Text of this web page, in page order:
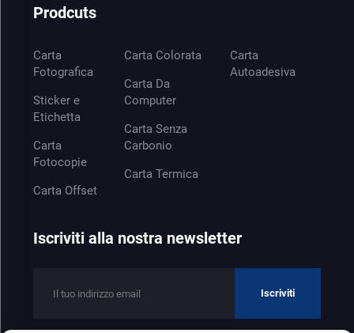
Prodcuts
Carta
Fotografica
Sticker e
Etichetta
Carta
Fotocopie
Carta Offset
Carta Colorata
Carta Da
Computer
Carta Senza
Carbonio
Carta Termica
Carta
Autoadesiva
Iscriviti alla nostra newsletter
Iscriviti